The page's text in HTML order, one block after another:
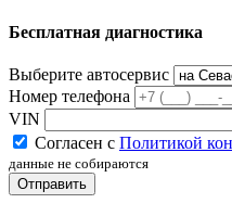
Бесплатная диагностика
Выберите автосервис
Номер телефона
VIN
Согласен с Политикой
данные не собираются
Отправить